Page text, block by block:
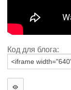
Код для блога: